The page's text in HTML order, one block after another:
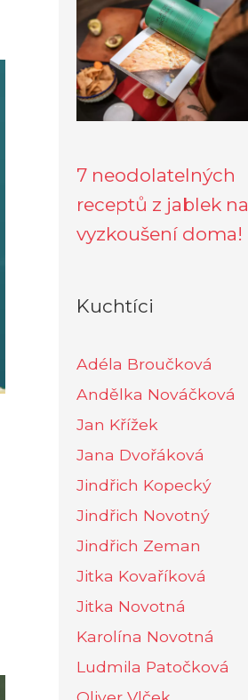
7 neodolatelných
receptů z jablek na
vyzkoušení doma!
Kuchtíci
Adéla Broučková
Andělka Nováčková
Jan Křížek
Jana Dvořáková
Jindřich Kopecký
Jindřich Novotný
Jindřich Zeman
Jitka Kovaříková
Jitka Novotná
Karolína Novotná
Ludmila Patočková